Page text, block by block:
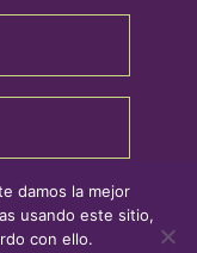
damos la mejor
usando este sitio,
con ello.